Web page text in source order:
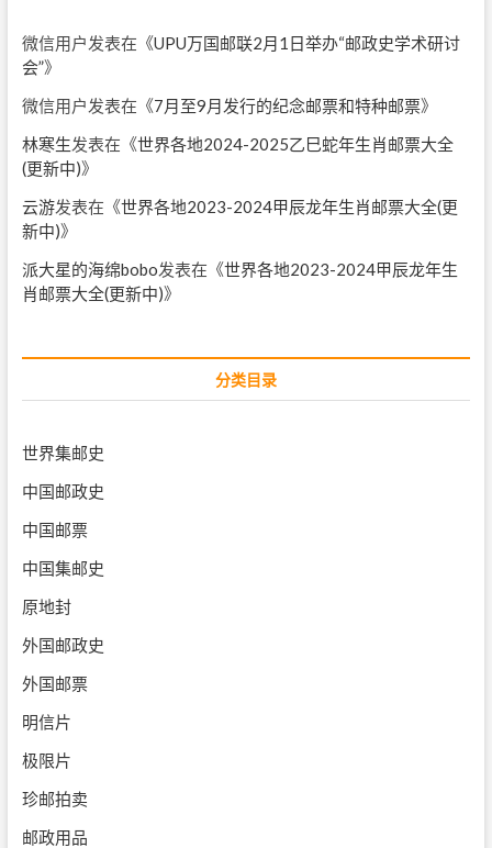
微信用户发表在《UPU万国邮联2月1日举办“邮政史学术研讨
会”》
微信用户发表在《7月至9月发行的纪念邮票和特种邮票》
林寒生发表在《世界各地2024-2025乙巳蛇年生肖邮票大全
(更新中)》
云游发表在《世界各地2023-2024甲辰龙年生肖邮票大全(更
新中)》
派大星的海绵bobo发表在《世界各地2023-2024甲辰龙年生
肖邮票大全(更新中)》
分类目录
世界集邮史
中国邮政史
中国邮票
中国集邮史
原地封
外国邮政史
外国邮票
明信片
极限片
珍邮拍卖
邮政用品